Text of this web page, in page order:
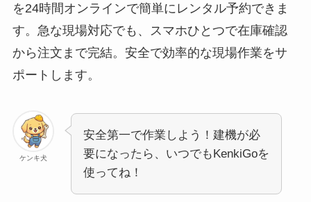
を24時間オンラインで簡単にレンタル予約できま
す。急な現場対応でも、スマホひとつで在庫確認
から注文まで完結。安全で効率的な現場作業をサ
ポートします。
ケンキ犬
安全第一で作業しよう！建機が必
要になったら、いつでもKenkiGoを
使ってね！